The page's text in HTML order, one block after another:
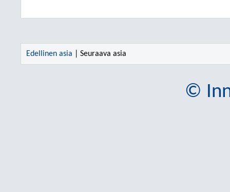
Edellinen asia | Seuraava asia
©